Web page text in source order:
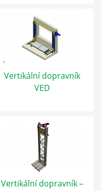
Vertikální dopravník
VED
Vertikální dopravník –